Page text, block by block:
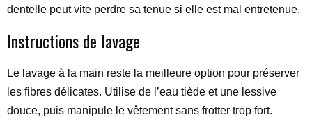
dentelle peut vite perdre sa tenue si elle est mal entretenue.
Instructions de lavage
Le lavage à la main reste la meilleure option pour préserver
les fibres délicates. Utilise de l’eau tiède et une lessive
douce, puis manipule le vêtement sans frotter trop fort.